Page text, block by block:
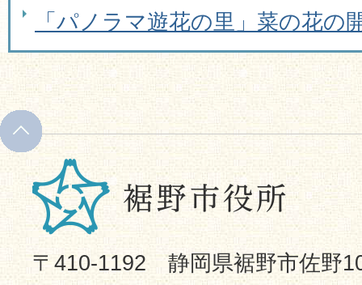
「パノラマ遊花の里」菜の花の
〒410-1192 静岡県裾野市佐野